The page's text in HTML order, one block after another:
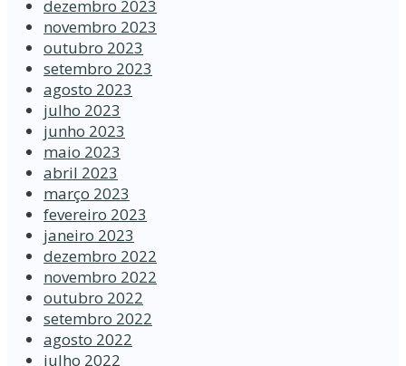
dezembro 2023
novembro 2023
outubro 2023
setembro 2023
agosto 2023
julho 2023
junho 2023
maio 2023
abril 2023
março 2023
fevereiro 2023
janeiro 2023
dezembro 2022
novembro 2022
outubro 2022
setembro 2022
agosto 2022
julho 2022